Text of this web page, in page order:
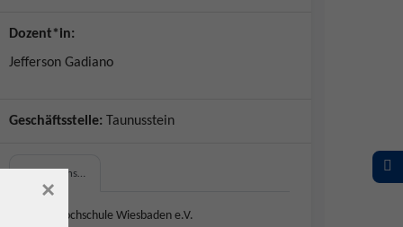
Dozent*in:
Jefferson Gadiano
Geschäftsstelle: Taunusstein
Volkshochs…
Volkshochschule Wiesbaden e.V.
×